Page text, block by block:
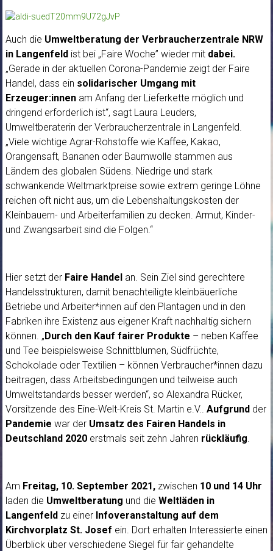
Auch die Umweltberatung der Verbraucherzentrale NRW
in Langenfeldist bei „Faire Woche” wieder mit dabei.
„Gerade in der aktuellen Corona-Pandemie zeigt der Faire
Handel, dass ein solidarischer Umgang mit
Erzeuger:innenam Anfang der Lieferkette möglich und
dringend erforderlich ist“, sagt Laura Leuders,
Umweltberaterin der Verbraucherzentrale in Langenfeld.
„Viele wichtige Agrar-Rohstoffe wie Kaffee, Kakao,
Orangensaft, Bananen oder Baumwolle stammen aus
Ländern des globalen Südens. Niedrige und stark
schwankende Weltmarktpreise sowie extrem geringe Löhne
reichen oft nicht aus, um die Lebenshaltungskosten der
Kleinbauern- und Arbeiterfamilien zu decken. Armut, Kinder-
und Zwangsarbeit sind die Folgen.“
Hier setzt der Faire Handelan. Sein Ziel sind gerechtere
Handelsstrukturen, damit benachteiligte kleinbäuerliche
Betriebe und Arbeiter*innen auf den Plantagen und in den
Fabriken ihre Existenz aus eigener Kraft nachhaltig sichern
können. „Durch den Kauf fairer Produkte – neben Kaffee
und Tee beispielsweise Schnittblumen, Südfrüchte,
Schokolade oder Textilien – können Verbraucher*innen dazu
beitragen, dass Arbeitsbedingungen und teilweise auch
Umweltstandards besser werden“, so Alexandra Rücker,
Vorsitzende des Eine-Welt-Kreis St. Martin e.V.. Aufgrundder
Pandemie war der Umsatz des Fairen Handels in
Deutschland 2020erstmals seit zehn Jahren rückläufig
Am Freitag, 10. September 2021, zwischen 10 und 14 Uhr
laden die Umweltberatung und die Weltläden in
Langenfeldzu einer Infoveranstaltung auf dem
Kirchvorplatz St. Josef ein. Dort erhalten Interessierte einen
Überblick über verschiedene Siegel für fair gehandelte